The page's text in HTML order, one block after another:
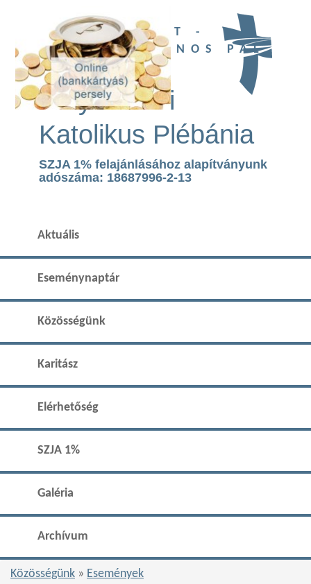
UBI DEUS EST -
SZENT II. JÁNOS PÁL
TEMPLOM
Páty Római
Katolikus Plébánia
SZJA 1% felajánlásához alapítványunk
adószáma: 18687996-2-13
Aktuális
Eseménynaptár
Közösségünk
Karitász
Elérhetőség
SZJA 1%
Galéria
Archívum
Közösségünk » Események